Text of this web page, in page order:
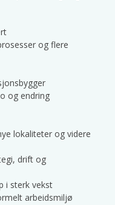
og flere
og endring
lokaliteter og videre
drift og
i sterk vekst
arbeidsmiljø